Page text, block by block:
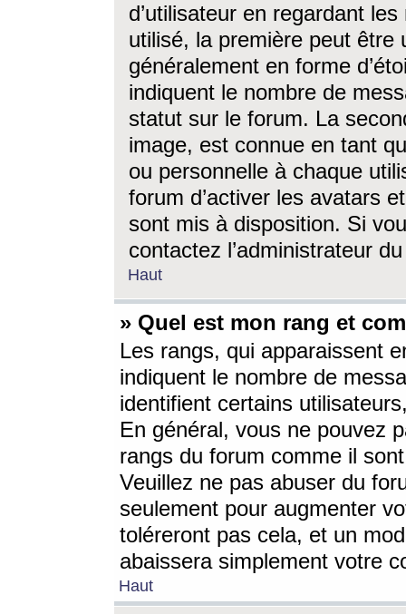
d’utilisateur en regardant
utilisé, la première peut être
généralement en forme
indiquent le nombre de
statut sur le forum. La
image, est connue en tant
ou personnelle à chaque
forum d’activer les avatars
sont mis à disposition. Si
contactez l’administrateur
Haut
» Quel est mon rang et
Les rangs, qui apparaissent
indiquent le nombre de
identifient certains
En général, vous ne pouvez
rangs du forum comme il
Veuillez ne pas abuser du
seulement pour augmenter
toléreront pas cela, et un
abaissera simplement votre
Haut